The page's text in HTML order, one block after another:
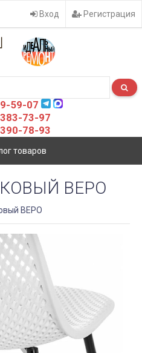
Вход Регистрация
59-07
73-97
78-93
товаров
ВЕРО
ВЕРО